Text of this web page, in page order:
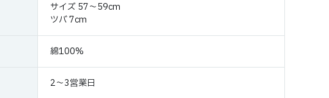
サイズ 57～59cm
ツバ 7cm
綿100%
2～3営業日